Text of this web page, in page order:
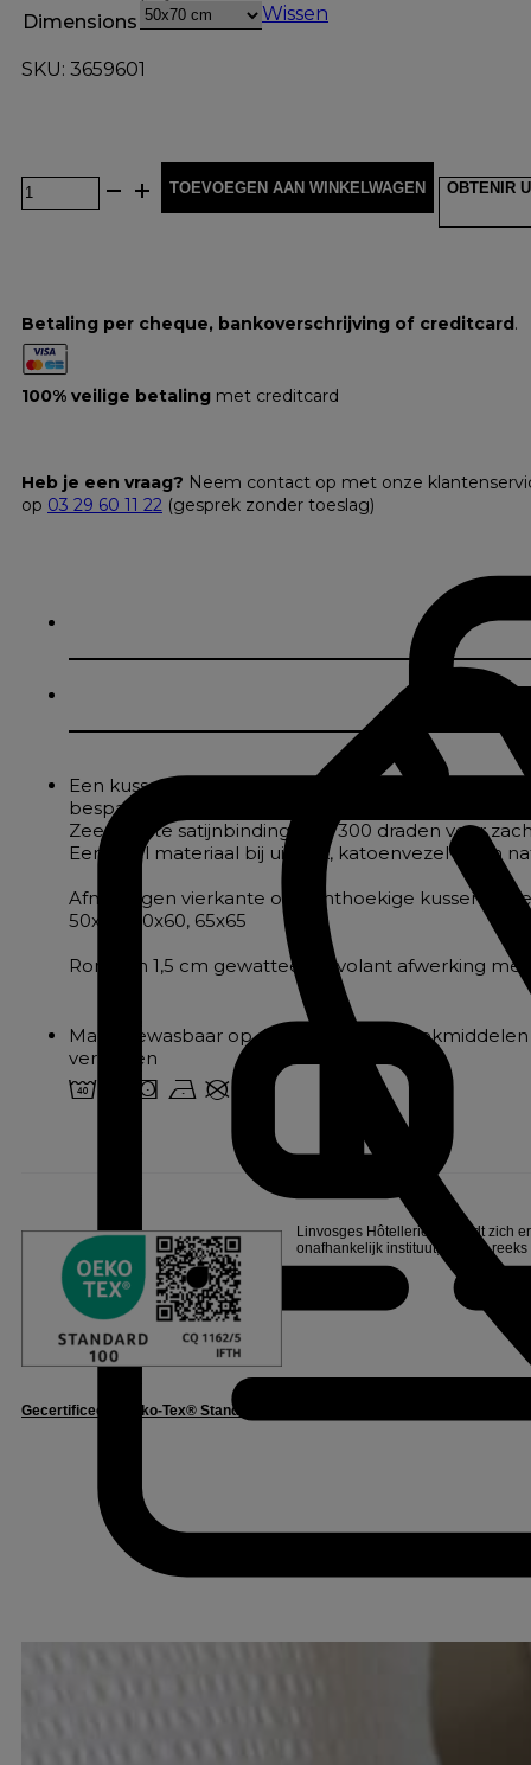
Dimensions
Wissen
SKU: 3659601
TOEVOEGEN AAN WINKELWAGEN OBTENIR
Betaling per cheque, bankoverschrijving of creditcard.
100% veilige betaling met creditcard
Heb je een vraag? Neem contact op met onze
op 03 29 60 11 22 (gesprek zonder toeslag)
Een kussensloop met een fluweelachtig gevoel
bespaart
Zeer dichte satijnbinding met 300 draden voor
Een edel materiaal bij uitstek, katoenvezel is van
Afmetingen vierkante of rechthoekige
50x70, 60x60, 65x65
Rondom 1,5 cm gewatteerde volant afwerking
Machinewasbaar op 40°. Chloor en
verboden
8 o s n U
Linvosges Hôtellerie verbindt zich
onafhankelijk instituut, na een
Gecertificeerd Oeko-Tex® Standaard 100